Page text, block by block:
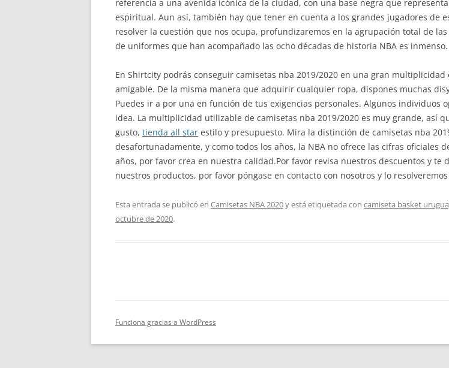
referencia a una avenida icónica de la ciudad, con una base negra que
espiritual. Aun así, también hay que tener en cuenta a los grandes jugadores de
resolver la cuestión que nos ocupa, profundizaremos en la agrupación total de
de uniformes que han acompañado las ocho décadas de historia NBA es inmenso.
En Shirtcity podrás conseguir camisetas nba 2019/2020 en una gran
amigable. De la misma manera que adquirir cualquier ropa, dispones muchas
Puedes ir a por una en función de tus exigencias personales. Algunos individuos
idea. La multiplicidad utilizable de camisetas nba 2019/2020 es muy grande, así
gusto, tienda all star estilo y presupuesto. Mira la distinción de camisetas nba
desafortunadamente, y como todos los años, la NBA no ofrece las cifras oficiales
años, por favor crea en nuestra calidad.Por favor revisa nuestros descuentos y te
nuestros productos, por favor póngase en contacto con nosotros y lo
Esta entrada se publicó en Camisetas NBA 2020y está etiquetada con camiseta basket
octubre de 2020.
Funciona gracias a WordPress